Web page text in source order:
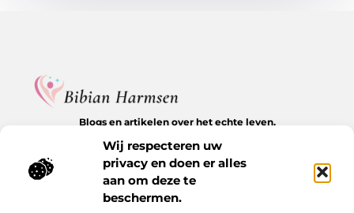
Wij respecteren uw
privacy en doen er alles
aan om deze te
beschermen.
Blogs en artikelen over het echte leven.
waardevolle inzichten op BibianHarmsen.nl.
Bericht categorie